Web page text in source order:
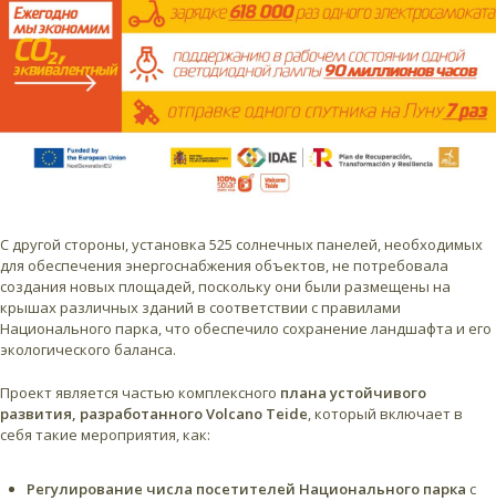
С другой стороны, установка 525 солнечных панелей, необходимых
для обеспечения энергоснабжения объектов, не потребовала
создания новых площадей, поскольку они были размещены на
крышах различных зданий в соответствии с правилами
Национального парка, что обеспечило сохранение ландшафта и его
экологического баланса.
Проект является частью комплексного плана устойчивого
развития, разработанного Volcano Teide, который включает в
себя такие мероприятия, как:
Регулирование числа посетителей Национального парка с